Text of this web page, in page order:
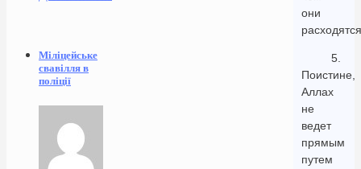
они
5.
Поистине,
Аллах
не
ведет
прямым
путем
Міліцейське
свавілля в
поліції